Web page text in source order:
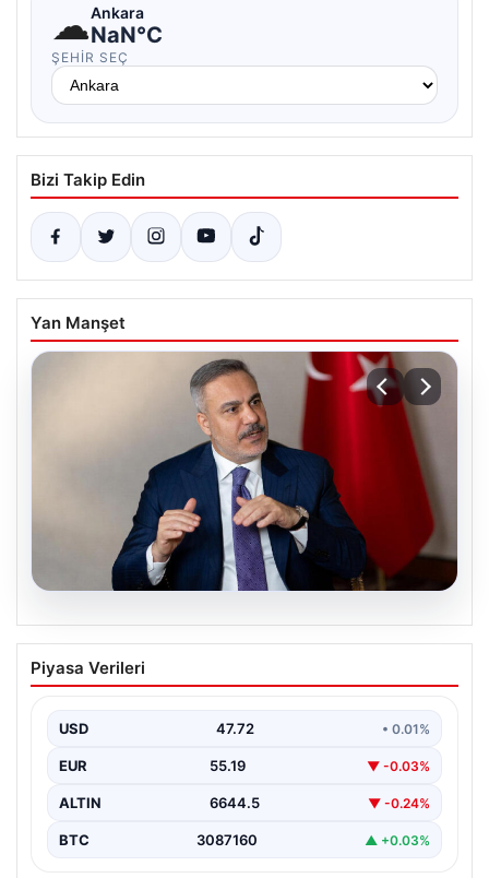
☁Ankara
NaN°C
ŞEHIR SEÇ
Bizi Takip Edin
Yan Manşet
08.08.2026
Mekke Ortak Savunma Anlaşması ve
Bölgesel Güvenlik Vizyonu
yapısını güçlendirmeyi hedefleyen yeni bir girişim
olarak dikkat…
Piyasa Verileri
USD 47.72 • 0.01%
EUR 55.19 ▼ -0.03%
ALTIN 6644.5 ▼ -0.24%
BTC 3087160 ▲ +0.03%